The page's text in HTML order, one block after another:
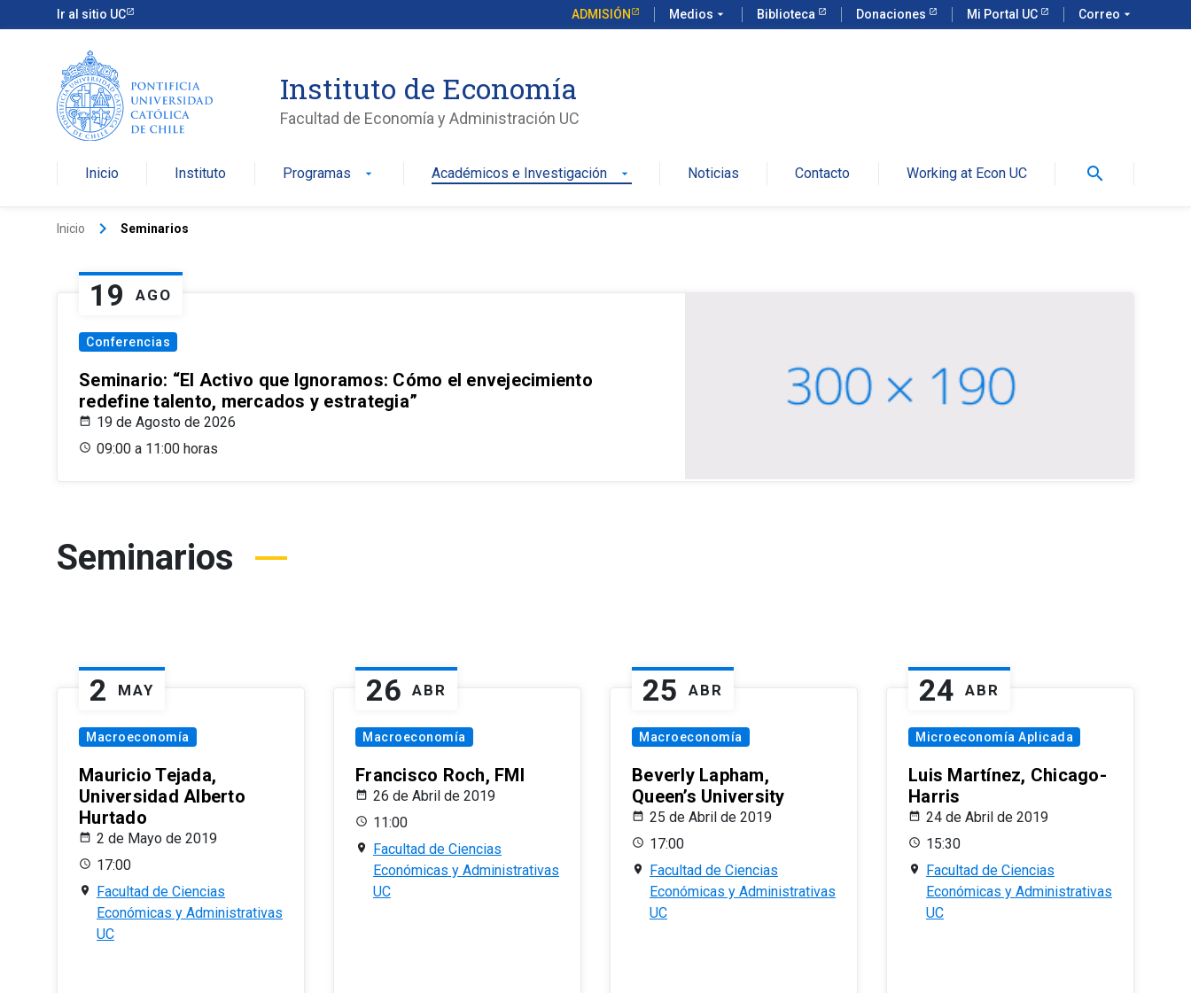
Ir al sitio UC ADMISIÓN Medios arrow_drop_down Biblioteca Donaciones Mi Portal UC Correo arrow_drop_down
Instituto de Economía
Facultad de Economía y Administración UC
Inicio Instituto Programas arrow_drop_down Académicos e Investigación arrow_drop_down Noticias Contacto Working at Econ UC search
Inicio keyboard_arrow_right Seminarios
19 AGO
Conferencias
Seminario: “El Activo que Ignoramos: Cómo el envejecimiento
redefine talento, mercados y estrategia”
19 de Agosto de 2026
09:00 a 11:00 horas
Seminarios
2 MAY
Macroeconomía
Mauricio Tejada,
Universidad Alberto
Hurtado
2 de Mayo de 2019
17:00
Facultad de Ciencias
Económicas y Administrativas
UC
26 ABR
Macroeconomía
Francisco Roch, FMI
26 de Abril de 2019
11:00
Facultad de Ciencias
Económicas y Administrativas
UC
25 ABR
Macroeconomía
Beverly Lapham,
Queen’s University
25 de Abril de 2019
17:00
Facultad de Ciencias
Económicas y Administrativas
UC
24 ABR
Microeconomía Aplicada
Luis Martínez, Chicago-
Harris
24 de Abril de 2019
15:30
Facultad de Ciencias
Económicas y Administrativas
UC